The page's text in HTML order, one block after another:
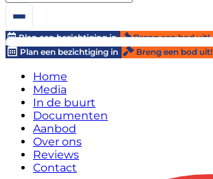
Plan een bezichtiging in Breng een bod uit!
Plan een bezichtiging in
Breng een bod uit!
Home
Media
In de buurt
Documenten
Aanbod
Over ons
Reviews
Contact